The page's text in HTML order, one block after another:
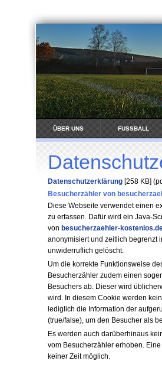
ÜBER UNS FUSSBALL
Datenschutzerklärung [258 KB]
Besucherzähler von
Diese Webseite verwendet einen
zu erfassen. Dafür wird ein Java-
von besucherzaehler-
anonymisiert und zeitlich begrenzt
unwiderruflich gelöscht.
Um die korrekte Funktionsweise
Besucherzähler zudem einen
Besuchers ab. Dieser wird
wird. In diesem Cookie werden
lediglich die Information der
(true/false), um den Besucher als
Es werden auch darüberhinaus
vom Besucherzähler erhoben.
keiner Zeit möglich.